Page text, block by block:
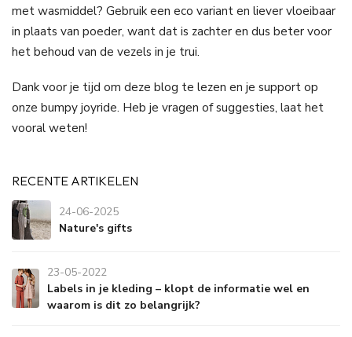
met wasmiddel? Gebruik een eco variant en liever vloeibaar
in plaats van poeder, want dat is zachter en dus beter voor
het behoud van de vezels in je trui.
Dank voor je tijd om deze blog te lezen en je support op
onze bumpy joyride. Heb je vragen of suggesties, laat het
vooral weten!
RECENTE ARTIKELEN
24-06-2025
Nature's gifts
23-05-2022
Labels in je kleding – klopt de informatie wel en
waarom is dit zo belangrijk?